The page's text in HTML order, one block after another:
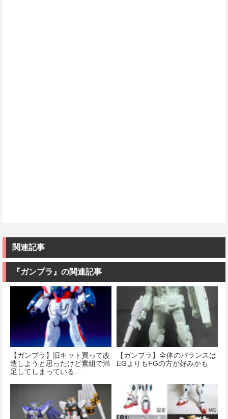
関連記事
『ガンプラ』の関連記事
【ガンプラ】旧キット買って改
造しようと思ったけど素組で満
足してしまっている…
【ガンプラ】全体のバランスは
EGよりもFGの方が好みかも